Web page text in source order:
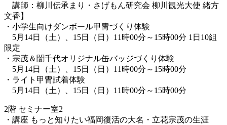
講師：柳川伝承まり・さげもん研究会 柳川観光大使 緒方
文香】
・小学生向けダンボール甲冑づくり体験
5月14日（土）、15日（日）11時00分～15時00分 1日10組
限定
・宗茂＆誾千代オリジナル缶バッジづくり体験
5月14日（土）、15日（日）11時00分～15時00分
・ライト甲冑試着体験
5月14日（土）、15日（日）11時00分～15時00分
2階 セミナー室2
・講座 もっと知りたい福岡復活の大名・立花宗茂の生涯